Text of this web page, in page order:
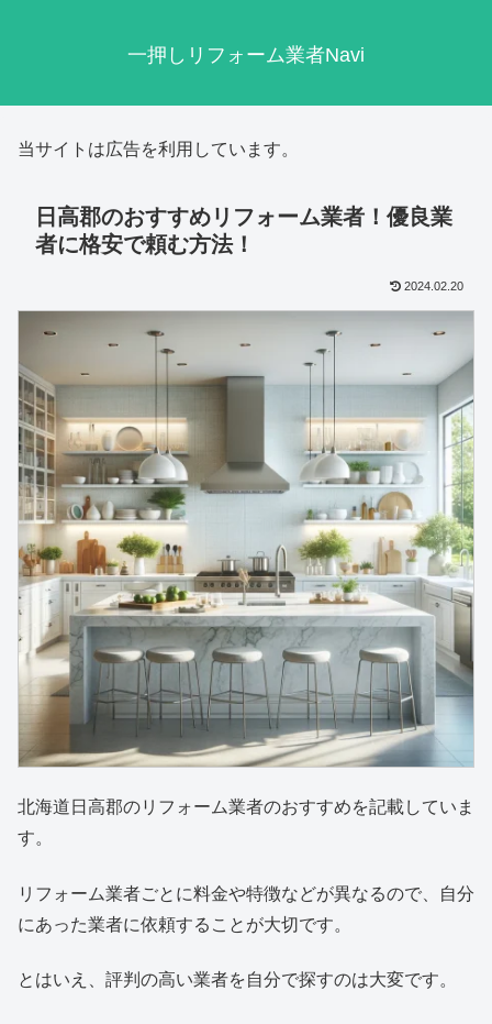
一押しリフォーム業者Navi
当サイトは広告を利用しています。
日高郡のおすすめリフォーム業者！優良業
者に格安で頼む方法！
2024.02.20
北海道日高郡のリフォーム業者のおすすめを記載していま
す。
リフォーム業者ごとに料金や特徴などが異なるので、自分
にあった業者に依頼することが大切です。
とはいえ、評判の高い業者を自分で探すのは大変です。